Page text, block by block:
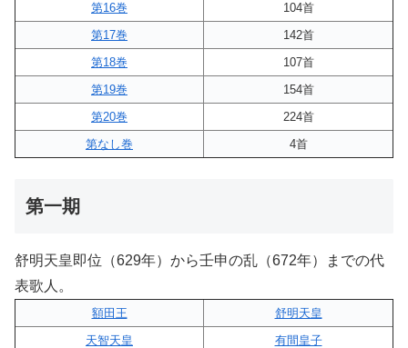
第16巻
104首
第17巻
142首
第18巻
107首
第19巻
154首
第20巻
224首
第なし巻
4首
第一期
舒明天皇即位（629年）から壬申の乱（672年）までの代
表歌人。
額田王
舒明天皇
天智天皇
有間皇子